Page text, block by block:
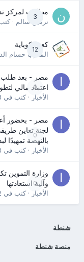
3
مطلوب لمركز
نرمين سالم·
12
كعب كوباية
المدرب حسام
0
مصر - بعد طلب
اعتماد مالي
الأخبار· كتب في
0
مصر - بحضور
لجنة تعاين
بالنهضة تمهيدًا
الأخبار· كتب في
0
وزارة التموين
وآلية استعادتها
الأخبار· كتب في
شنطة
منصة شنطة